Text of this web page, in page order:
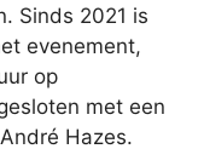
Sinds 2021 is
evenement,
op
met een
Hazes.